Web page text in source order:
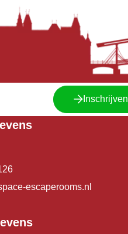
Inschrijven
escaperooms.nl